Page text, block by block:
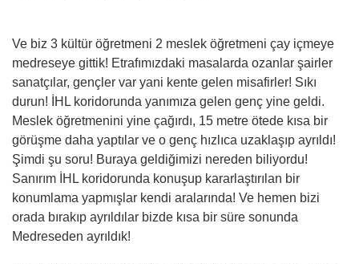
Ve biz 3 kültür öğretmeni 2 meslek öğretmeni çay içmeye
medreseye gittik! Etrafımızdaki masalarda ozanlar şairler
sanatçılar, gençler var yani kente gelen misafirler! Sıkı
durun! İHL koridorunda yanımıza gelen genç yine geldi.
Meslek öğretmenini yine çağırdı, 15 metre ötede kısa bir
görüşme daha yaptılar ve o genç hızlıca uzaklaşıp ayrıldı!
Şimdi şu soru! Buraya geldiğimizi nereden biliyordu!
Sanırım İHL koridorunda konuşup kararlaştırılan bir
konumlama yapmışlar kendi aralarında! Ve hemen bizi
orada bırakıp ayrıldılar bizde kısa bir süre sonunda
Medreseden ayrıldık!